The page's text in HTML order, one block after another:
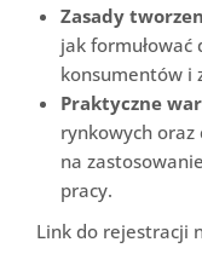
Zasady
jak
konsumentów i
Praktyczne
rynkowych oraz
na
pracy.
Link do rejestracji